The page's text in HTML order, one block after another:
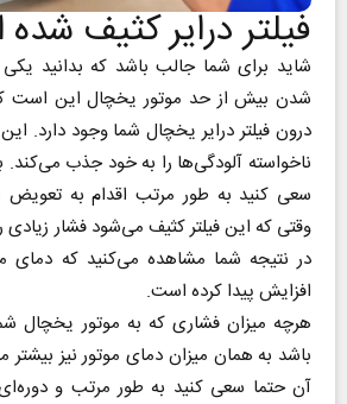
فیلتر درایر کثیف
شاید برای شما جالب باشد که بدانید
شدن بیش از حد موتور یخچال این است که
درون فیلتر درایر یخچال شما وجود دارد.
ناخواسته آلودگی‌ها را به خود جذب می‌کند.
سعی کنید به طور مرتب اقدام به تعویض
وقتی که این فیلتر کثیف می‌شود فشار زیادی
در نتیجه شما مشاهده می‌کنید که دمای
افزایش پیدا کرده است.
هرچه میزان فشاری که به موتور یخچال
باشد به همان میزان دمای موتور نیز
آن حتما سعی کنید به طور مرتب و دوره‌ای